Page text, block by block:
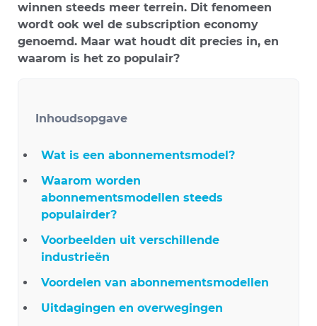
winnen steeds meer terrein. Dit fenomeen
wordt ook wel de subscription economy
genoemd. Maar wat houdt dit precies in, en
waarom is het zo populair?
Inhoudsopgave
Wat is een abonnementsmodel?
Waarom worden
abonnementsmodellen steeds
populairder?
Voorbeelden uit verschillende
industrieën
Voordelen van abonnementsmodellen
Uitdagingen en overwegingen